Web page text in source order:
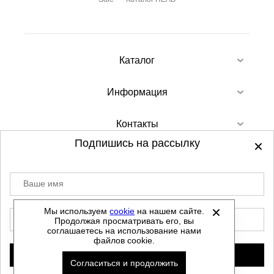
Каталог
Информация
Контакты
©2012-2026 - Sellgroup.ru - все права
защищены.
Данный сайт не является интернет магазином и
не является публичной офертой.
Политика обработки персональных данных
Автоматизировано -
Мы используемcookie на нашем сайте.
Продолжая просматривать его, вы
соглашаетесь на использование нами
файлов cookie.
Согласиться и продолжить
Подпишись на рассылку
Ваше имя